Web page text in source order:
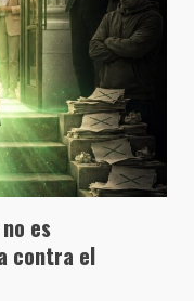
es
contra el